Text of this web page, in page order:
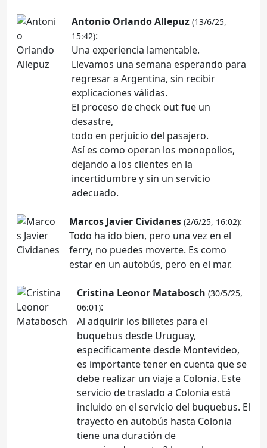
Antonio Orlando Allepuz (13/6/25,
15:42):
Una experiencia lamentable.
Llevamos una semana esperando para
regresar a Argentina, sin recibir
explicaciones válidas.
El proceso de check out fue un
desastre,
todo en perjuicio del pasajero.
Así es como operan los monopolios,
dejando a los clientes en la
incertidumbre y sin un servicio
adecuado.
Marcos Javier Cividanes (2/6/25, 16:02):
Todo ha ido bien, pero una vez en el
ferry, no puedes moverte. Es como
estar en un autobús, pero en el mar.
Cristina Leonor Matabosch (30/5/25,
06:01):
Al adquirir los billetes para el
buquebus desde Uruguay,
específicamente desde Montevideo,
es importante tener en cuenta que se
debe realizar un viaje a Colonia. Este
servicio de traslado a Colonia está
incluido en el servicio del buquebus. El
trayecto en autobús hasta Colonia
tiene una duración de